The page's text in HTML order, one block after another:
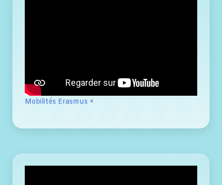
Mobilités Erasmus +